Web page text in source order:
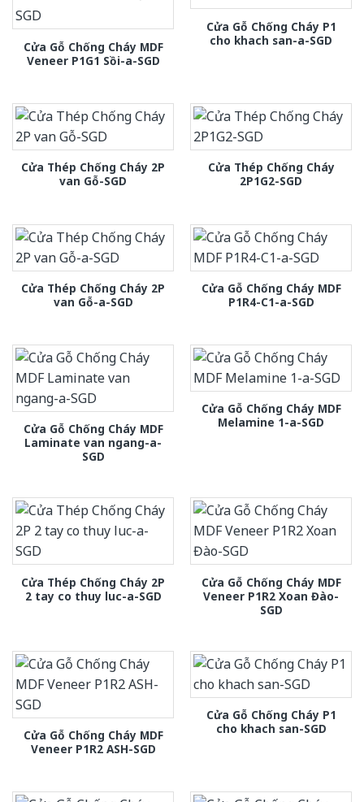
Cửa Gỗ Chống Cháy MDF
Veneer P1G1 Sồi-a-SGD
Cửa Gỗ Chống Cháy P1
cho khach san-a-SGD
Cửa Thép Chống Cháy 2P
van Gỗ-SGD
Cửa Thép Chống Cháy
2P1G2-SGD
Cửa Thép Chống Cháy 2P
van Gỗ-a-SGD
Cửa Gỗ Chống Cháy MDF
P1R4-C1-a-SGD
Cửa Gỗ Chống Cháy MDF
Laminate van ngang-a-
SGD
Cửa Gỗ Chống Cháy MDF
Melamine 1-a-SGD
Cửa Thép Chống Cháy 2P
2 tay co thuy luc-a-SGD
Cửa Gỗ Chống Cháy MDF
Veneer P1R2 Xoan Đào-
SGD
Cửa Gỗ Chống Cháy MDF
Veneer P1R2 ASH-SGD
Cửa Gỗ Chống Cháy P1
cho khach san-SGD